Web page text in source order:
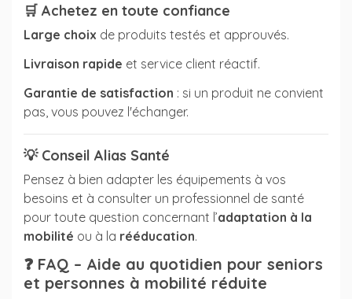
🛒 Achetez en toute confiance
Large choix de produits testés et approuvés.
Livraison rapide et service client réactif.
Garantie de satisfaction : si un produit ne convient
pas, vous pouvez l'échanger.
💡 Conseil Alias Santé
Pensez à bien adapter les équipements à vos
besoins et à consulter un professionnel de santé
pour toute question concernant l’adaptation à la
mobilité ou à la rééducation.
❓ FAQ – Aide au quotidien pour seniors
et personnes à mobilité réduite